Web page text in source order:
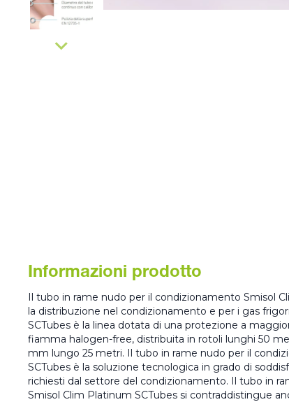
Informazioni prodotto
Il tubo in rame nudo per il condizionamento Smisol
la distribuzione nel condizionamento e per i gas
SCTubes è la linea dotata di una protezione a
fiamma halogen-free, distribuita in rotoli lunghi 50
mm lungo 25 metri. Il tubo in rame nudo per il
SCTubes è la soluzione tecnologica in grado di
richiesti dal settore del condizionamento. Il tubo in
Smisol Clim Platinum SCTubes si contraddistingue